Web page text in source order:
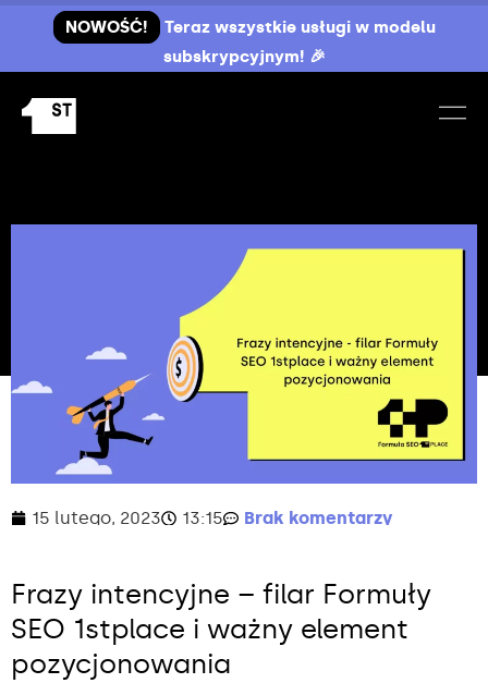
NOWOŚĆ!
Teraz wszystkie usługi w modelu
subskrypcyjnym! 🎉
15 lutego, 2023 13:15 Brak komentarzy
Frazy intencyjne – filar Formuły
SEO 1stplace i ważny element
pozycjonowania